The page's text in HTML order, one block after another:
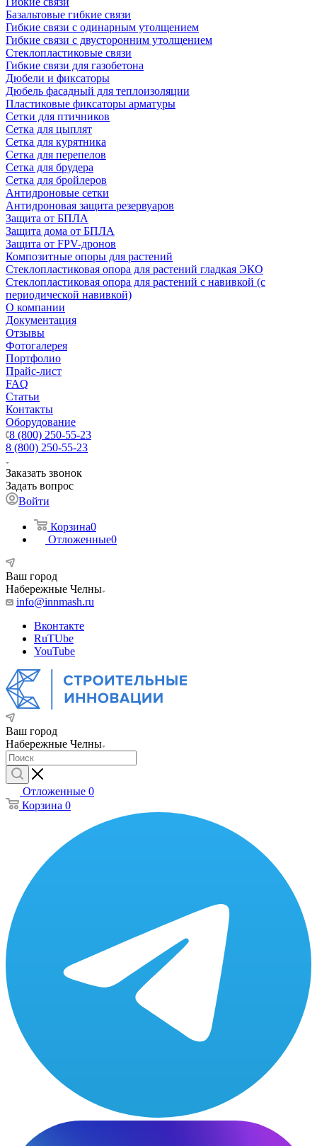
Базальтовые гибкие связи
Гибкие связи с одинарным утолщением
Гибкие связи с двусторонним утолщением
Стеклопластиковые связи
Гибкие связи для газобетона
Дюбели и фиксаторы
Дюбель фасадный для теплоизоляции
Пластиковые фиксаторы арматуры
Сетки для птичников
Сетка для цыплят
Сетка для курятника
Сетка для перепелов
Сетка для брудера
Сетка для бройлеров
Антидроновые сетки
Антидроновая защита резервуаров
Защита от БПЛА
Защита дома от БПЛА
Защита от FPV-дронов
Композитные опоры для растений
Стеклопластиковая опора для растений гладкая ЭКО
Стеклопластиковая опора для растений с навивкой (с
периодической навивкой)
О компании
Документация
Отзывы
Фотогалерея
Портфолио
Прайс-лист
FAQ
Статьи
Контакты
Оборудование
8 (800) 250-55-23
8 (800) 250-55-23
Заказать звонок
Задать вопрос
Войти
Корзина0
Отложенные0
Ваш город
Набережные Челны
info@innmash.ru
Вконтакте
RuTUbe
YouTube
Ваш город
Набережные Челны
Отложенные 0
Корзина 0